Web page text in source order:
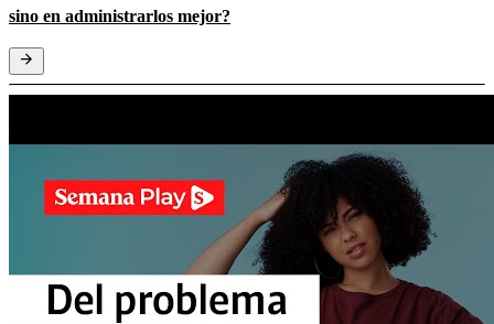
sino en administrarlos mejor?